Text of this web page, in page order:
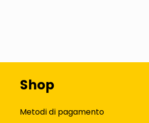
Shop
Metodi di pagamento